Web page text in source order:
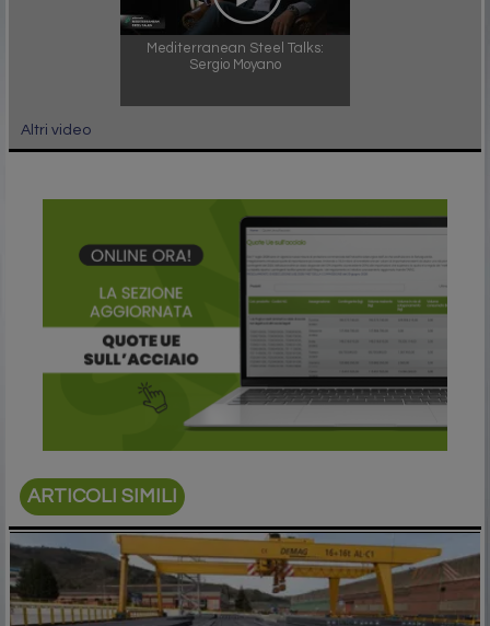
Mediterranean Steel Talks:
Sergio Moyano
Altri video
ARTICOLI SIMILI